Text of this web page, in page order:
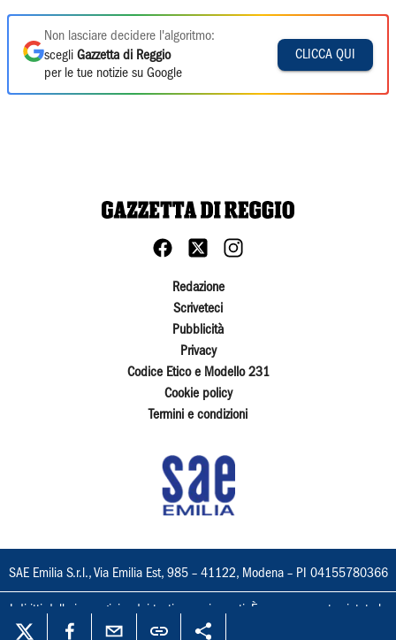
Non lasciare decidere l'algoritmo:
scegli Gazzetta di Reggio
per le tue notizie su Google
CLICCA QUI
Redazione
Scriveteci
Pubblicità
Privacy
Codice Etico e Modello 231
Cookie policy
Termini e condizioni
SAE Emilia S.r.l., Via Emilia Est, 985 – 41122, Modena – PI 04155780366
I diritti delle immagini e dei testi sono riservati. È espressamente vietata la
loro riproduzione con qualsiasi mezzo e l'adattamento totale o parziale.